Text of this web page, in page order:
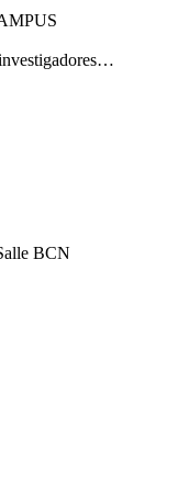
BCN